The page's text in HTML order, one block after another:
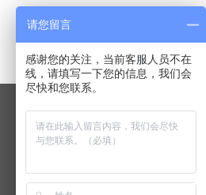
Copyright © 2016-2017 备案号
请您留言
感谢您的关注，当前客服人员不在
线，请填写一下您的信息，我们会
尽快和您联系。